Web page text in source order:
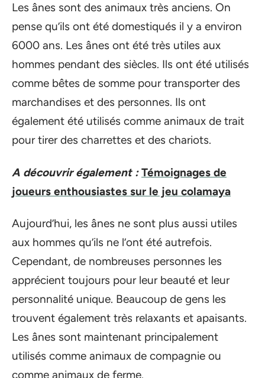
Les ânes sont des animaux très anciens. On
pense qu’ils ont été domestiqués il y a environ
6000 ans. Les ânes ont été très utiles aux
hommes pendant des siècles. Ils ont été utilisés
comme bêtes de somme pour transporter des
marchandises et des personnes. Ils ont
également été utilisés comme animaux de trait
pour tirer des charrettes et des chariots.
A découvrir également : Témoignages de
joueurs enthousiastes sur le jeu colamaya
Aujourd’hui, les ânes ne sont plus aussi utiles
aux hommes qu’ils ne l’ont été autrefois.
Cependant, de nombreuses personnes les
apprécient toujours pour leur beauté et leur
personnalité unique. Beaucoup de gens les
trouvent également très relaxants et apaisants.
Les ânes sont maintenant principalement
utilisés comme animaux de compagnie ou
comme animaux de ferme.